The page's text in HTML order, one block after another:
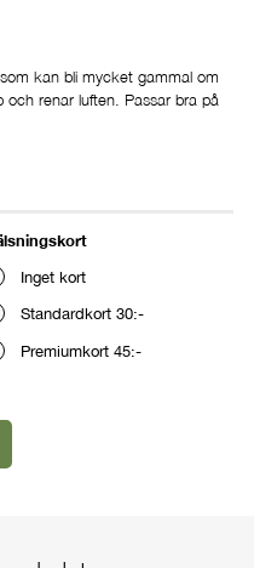
kan bli mycket gammal om
renar luften. Passar bra på
Inget kort
Standardkort 30:-
Premiumkort 45:-